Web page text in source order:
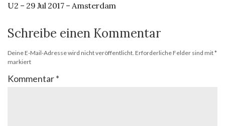
U2 – 29 Jul 2017 – Amsterdam
Schreibe einen Kommentar
Deine E-Mail-Adresse wird nicht veröffentlicht. Erforderliche Felder sind mit*
markiert
Kommentar*